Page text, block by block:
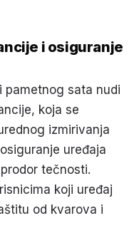
i osiguranje
pametnog sata nudi
koja se
izmirivanja
uređaja
tečnosti.
koji uređaj
od kvarova i